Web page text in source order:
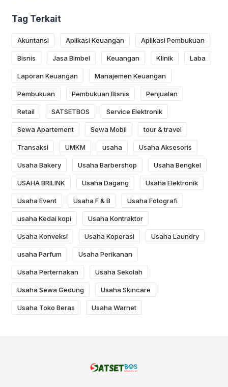
Tag Terkait
Akuntansi Aplikasi Keuangan Aplikasi Pembukuan
Bisnis Jasa Bimbel Keuangan Klinik Laba
Laporan Keuangan Manajemen Keuangan
Pembukuan Pembukuan Bisnis Penjualan
Retail SATSETBOS Service Elektronik
Sewa Apartement Sewa Mobil tour & travel
Transaksi UMKM usaha Usaha Aksesoris
Usaha Bakery Usaha Barbershop Usaha Bengkel
USAHA BRILINK Usaha Dagang Usaha Elektronik
Usaha Event Usaha F & B Usaha Fotografi
usaha Kedai kopi Usaha Kontraktor
Usaha Konveksi Usaha Koperasi Usaha Laundry
usaha Parfum Usaha Perikanan
Usaha Perternakan Usaha Sekolah
Usaha Sewa Gedung Usaha Skincare
Usaha Toko Beras Usaha Warnet